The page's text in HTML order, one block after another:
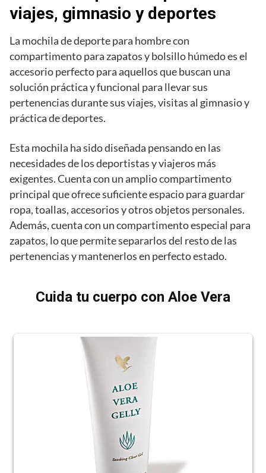
viajes, gimnasio y deportes
La mochila de deporte para hombre con
compartimento para zapatos y bolsillo húmedo es el
accesorio perfecto para aquellos que buscan una
solución práctica y funcional para llevar sus
pertenencias durante sus viajes, visitas al gimnasio y
práctica de deportes.
Esta mochila ha sido diseñada pensando en las
necesidades de los deportistas y viajeros más
exigentes. Cuenta con un amplio compartimento
principal que ofrece suficiente espacio para guardar
ropa, toallas, accesorios y otros objetos personales.
Además, cuenta con un compartimento especial para
zapatos, lo que permite separarlos del resto de las
pertenencias y mantenerlos en perfecto estado.
Cuida tu cuerpo con Aloe Vera